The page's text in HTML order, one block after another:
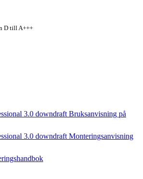
D till A+++
3.0 downdraft Bruksanvisning på
3.0 downdraft Monteringsanvisning